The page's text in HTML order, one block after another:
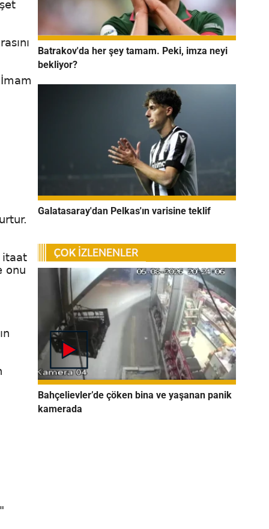
itaat
onu
Batrakov'da her şey tamam. Peki, imza neyi
bekliyor?
Galatasaray'dan Pelkas'ın varisine teklif
Bahçelievler’de çöken bina ve yaşanan panik
kamerada